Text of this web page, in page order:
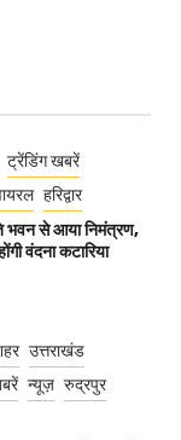
ट्रेंडिंग खबरें
हरिद्वार
भवन से आया निमंत्रण,
वंदना कटारिया
उत्तराखंड
न्यूज़ रुद्रपुर